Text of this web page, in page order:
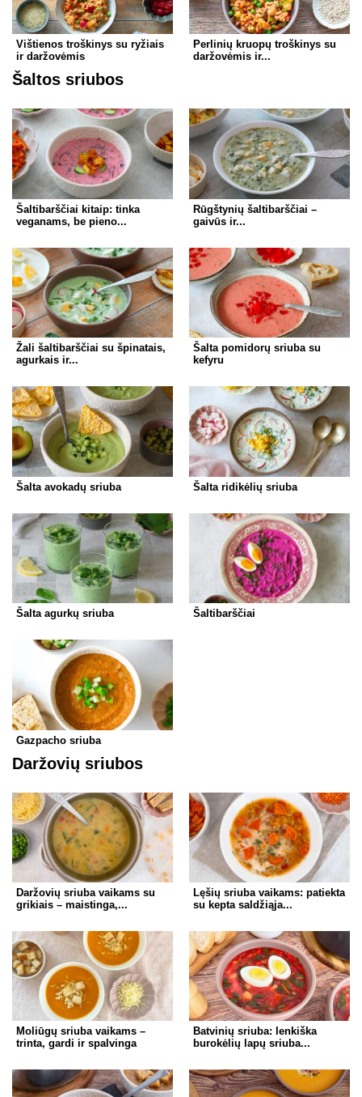
Vištienos troškinys su ryžiais
ir daržovėmis
Perlinių kruopų troškinys su
daržovėmis ir...
Šaltos sriubos
Šaltibarščiai kitaip: tinka
veganams, be pieno...
Rūgštynių šaltibarščiai –
gaivūs ir...
Žali šaltibarščiai su špinatais,
agurkais ir...
Šalta pomidorų sriuba su
kefyru
Šalta avokadų sriuba Šalta ridikėlių sriuba
Šalta agurkų sriuba Šaltibarščiai
Gazpacho sriuba
Daržovių sriubos
Daržovių sriuba vaikams su
grikiais – maistinga,...
Lęšių sriuba vaikams: patiekta
su kepta saldžiąja...
Moliūgų sriuba vaikams –
trinta, gardi ir spalvinga
Batvinių sriuba: lenkiška
burokėlių lapų sriuba...